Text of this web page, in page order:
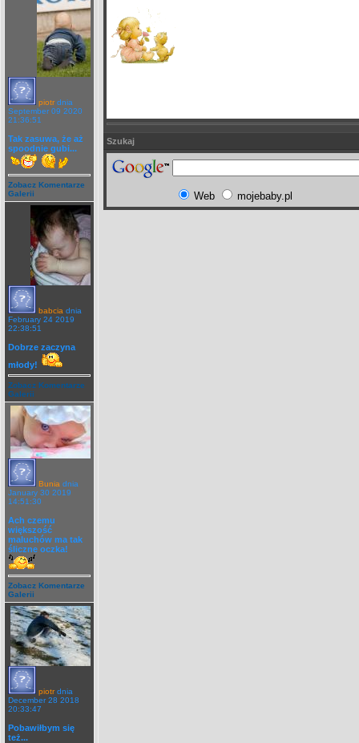
piotr dnia
September 09 2020
21:36:51
Tak zasuwa, że aż
spoodnie gubi...
Zobacz Komentarze
Galerii
babcia dnia
February 24 2019
22:38:51
Dobrze zaczyna
młody!
Zobacz Komentarze
Galerii
Bunia dnia
January 30 2019
14:51:30
Ach czemu
większość
maluchów ma tak
śliczne oczka!
Zobacz Komentarze
Galerii
piotr dnia
December 28 2018
20:33:47
Pobawiłbym się
też...
Szukaj
Web mojebaby.pl